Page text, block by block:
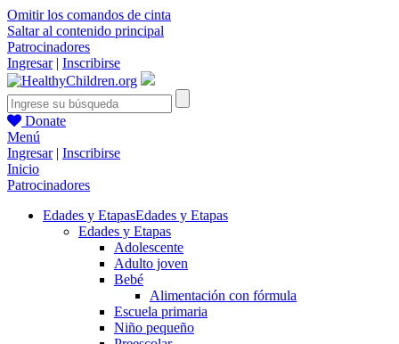
Omitir los comandos de cinta
Saltar al contenido principal
Patrocinadores
Ingresar| Inscribirse
Donate
Menú
Ingresar| Inscribirse
Inicio
Patrocinadores
Edades y EtapasEdades y Etapas
Edades y Etapas
Adolescente
Adulto joven
Bebé
Alimentación con fórmula
Escuela primaria
Niño pequeño